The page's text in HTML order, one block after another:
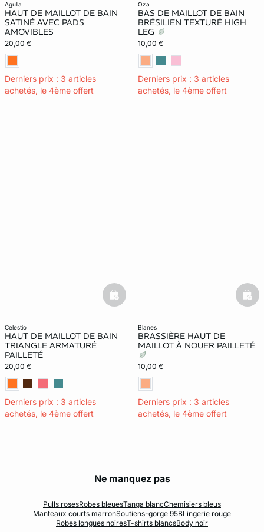
agulla
HAUT DE MAILLOT DE BAIN
SATINÉ AVEC PADS
AMOVIBLES
20,00 €
Derniers prix : 3 articles
achetés, le 4ème offert
oza
BAS DE MAILLOT DE BAIN
BRÉSILIEN TEXTURÉ HIGH
LEG
10,00 €
Derniers prix : 3 articles
achetés, le 4ème offert
celestio
HAUT DE MAILLOT DE BAIN
TRIANGLE ARMATURÉ
PAILLETÉ
20,00 €
Derniers prix : 3 articles
achetés, le 4ème offert
basketfull
blanes
BRASSIÈRE HAUT DE
MAILLOT À NOUER PAILLETÉ
10,00 €
Derniers prix : 3 articles
achetés, le 4ème offert
Ne manquez pas
Pulls rosesRobes bleuesTanga blancChemisiers bleus
Manteaux courts marronSoutiens-gorge 95BLingerie rouge
Robes longues noiresT-shirts blancsBody noir